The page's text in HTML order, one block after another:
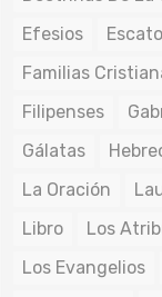
Efesios
Familias
Filipenses
Gálatas
La Oración
Libro
Los
Los Evangelios